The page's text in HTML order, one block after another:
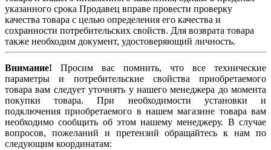
указанного срока Продавец вправе провести проверку
качества товара с целью определения его качества и
сохранности потребительских свойств. Для возврата товара
также необходим документ, удостоверяющий личность.
Внимание! Просим вас помнить, что все технические
параметры и потребительские свойства приобретаемого
товара вам следует уточнять у нашего менеджера до момента
покупки товара. При необходимости установки и
подключения приобретаемого в нашем магазине товара вам
необходимо сообщить об этом нашему менеджеру. В случае
вопросов, пожеланий и претензий обращайтесь к нам по
следующим координатам: